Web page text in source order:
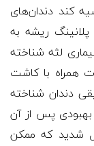
کند دندان‌های
ریشه به
لثه شناخته
همراه با کاشت
دندان شناخته
پس از آن
شدید که ممکن